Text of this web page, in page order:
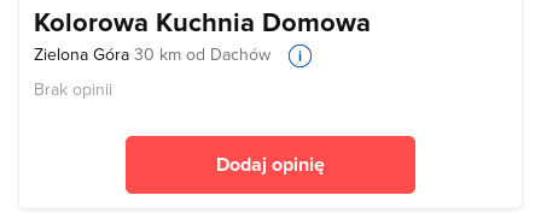
Kolorowa Kuchnia Domowa
Zielona Góra 30 km od Dachów
Brak opinii
Dodaj opinię